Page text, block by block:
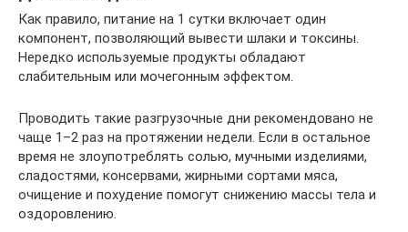
Как правило, питание на 1 сутки включает один
компонент, позволяющий вывести шлаки и токсины.
Нередко используемые продукты обладают
слабительным или мочегонным эффектом.
Проводить такие разгрузочные дни рекомендовано не
чаще 1–2 раз на протяжении недели. Если в остальное
время не злоупотреблять солью, мучными изделиями,
сладостями, консервами, жирными сортами мяса,
очищение и похудение помогут снижению массы тела и
оздоровлению.